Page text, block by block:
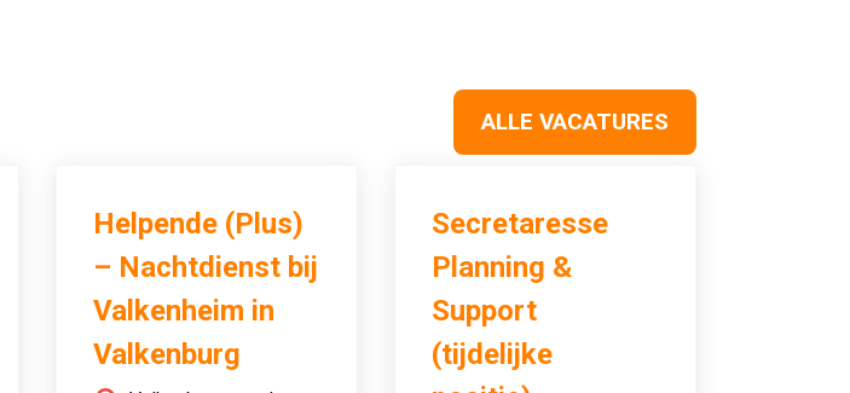
ALLE VACATURES
Helpende (Plus)
– Nachtdienst bij
Valkenheim in
Valkenburg
Secretaresse
Planning &
Support
(tijdelijke